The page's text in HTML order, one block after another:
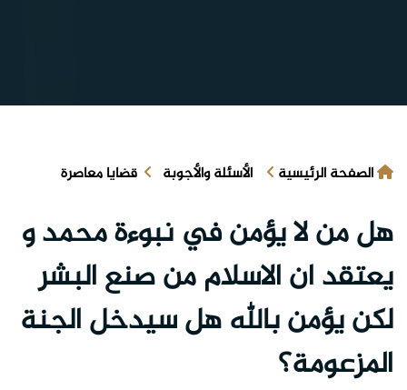
الصفحة الرئيسية الأسئلة والأجوبة قضايا معاصرة
هل من لا يؤمن في نبوءة محمد و
يعتقد ان الاسلام من صنع البشر
لكن يؤمن بالله هل سيدخل الجنة
المزعومة؟